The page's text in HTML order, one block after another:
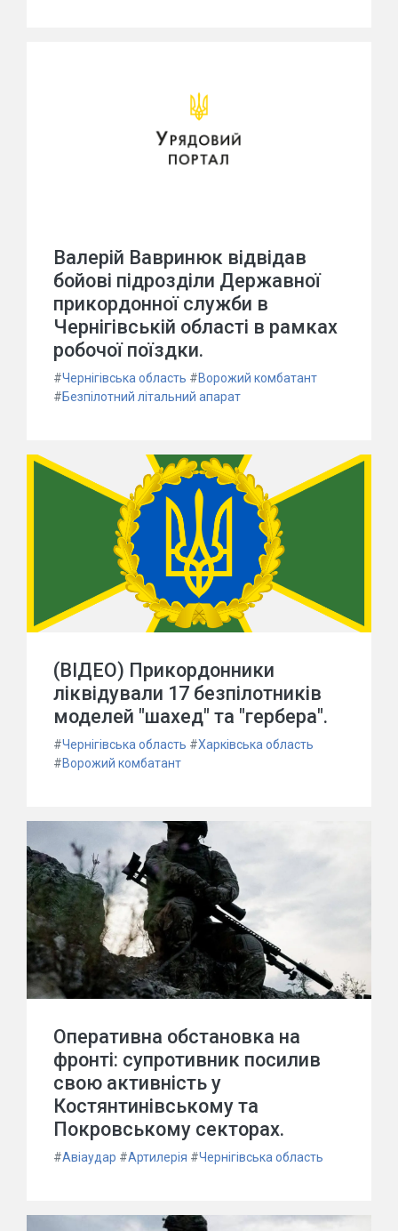
Валерій Вавринюк відвідав
бойові підрозділи Державної
прикордонної служби в
Чернігівській області в рамках
робочої поїздки.
#Чернігівська область #Ворожий комбатант
#Безпілотний літальний апарат
(ВІДЕО) Прикордонники
ліквідували 17 безпілотників
моделей "шахед" та "гербера".
#Чернігівська область #Харківська область
#Ворожий комбатант
Оперативна обстановка на
фронті: супротивник посилив
свою активність у
Костянтинівському та
Покровському секторах.
#Авіаудар #Артилерія #Чернігівська область